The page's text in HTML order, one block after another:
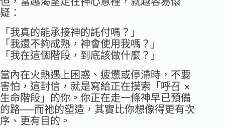
疑：
「我真的能承接神的託付嗎？」
「我還不夠成熟，神會使用我嗎？」
「我在這個階段，到底該做什麼？」
當內在火熱遇上困惑、疲憊或停滯時，不要
害怕，這封信，就是寫給正在摸索「呼召 ×
生命階段」的你。你正在走一條神早已預備
的路──而祂的塑造，其實比你想像得更有次
序、更有目的。